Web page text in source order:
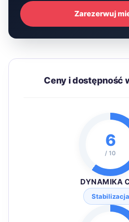
Zarezerwuj
Ceny i dostępność
6
/ 10
DYNAMIKA
Stabilizacja